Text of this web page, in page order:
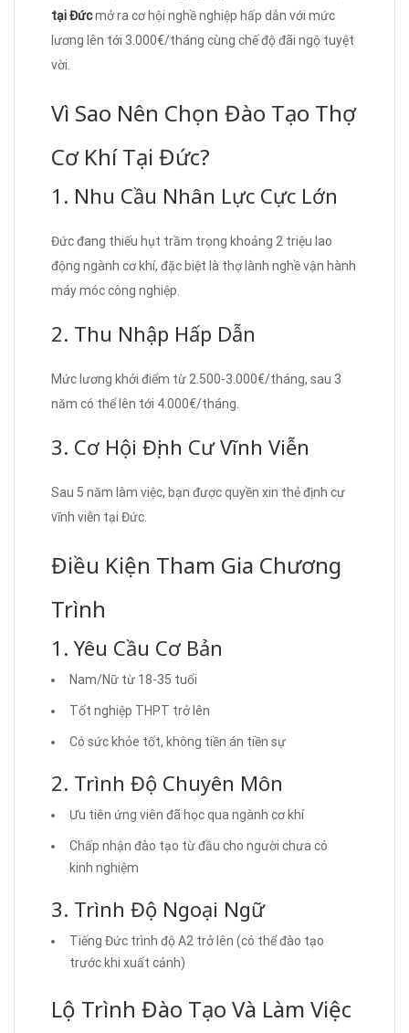
tại Đứcmở ra cơ hội nghề nghiệp hấp dẫn với mức
lương lên tới 3.000€/tháng cùng chế độ đãi ngộ tuyệt
vời.
Vì Sao Nên Chọn Đào Tạo Thợ
Cơ Khí Tại Đức?
1. Nhu Cầu Nhân Lực Cực Lớn
Đức đang thiếu hụt trầm trọng khoảng 2 triệu lao
động ngành cơ khí, đặc biệt là thợ lành nghề vận hành
máy móc công nghiệp.
2. Thu Nhập Hấp Dẫn
Mức lương khởi điểm từ 2.500-3.000€/tháng, sau 3
năm có thể lên tới 4.000€/tháng.
3. Cơ Hội Định Cư Vĩnh Viễn
Sau 5 năm làm việc, bạn được quyền xin thẻ định cư
vĩnh viễn tại Đức.
Điều Kiện Tham Gia Chương
Trình
1. Yêu Cầu Cơ Bản
Nam/Nữ từ 18-35 tuổi
Tốt nghiệp THPT trở lên
Có sức khỏe tốt, không tiền án tiền sự
2. Trình Độ Chuyên Môn
Ưu tiên ứng viên đã học qua ngành cơ khí
Chấp nhận đào tạo từ đầu cho người chưa có
kinh nghiệm
3. Trình Độ Ngoại Ngữ
Tiếng Đức trình độ A2 trở lên (có thể đào tạo
trước khi xuất cảnh)
Lộ Trình Đào Tạo Và Làm Việc